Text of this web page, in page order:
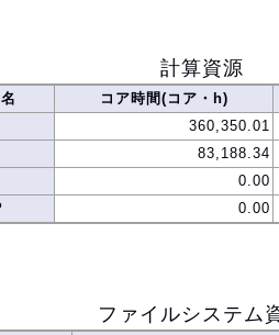
計算資源
コア時間(コア・h)
360,350.01
83,188.34
0.00
0.00
ファイルシステム